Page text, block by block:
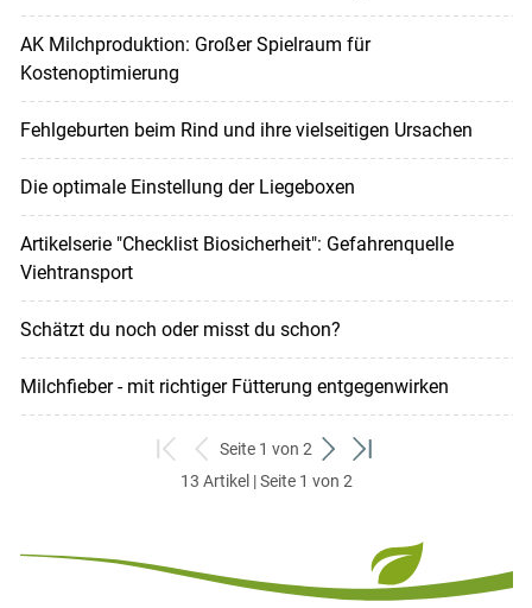
AK Milchproduktion: Großer Spielraum für
Kostenoptimierung
Fehlgeburten beim Rind und ihre vielseitigen Ursachen
Die optimale Einstellung der Liegeboxen
Artikelserie "Checklist Biosicherheit": Gefahrenquelle
Viehtransport
Schätzt du noch oder misst du schon?
Milchfieber - mit richtiger Fütterung entgegenwirken
zum
ersten
zurück
zum
Seite 1 von 2
weiter
zum
zum
13 Artikel | Seite 1 von 2